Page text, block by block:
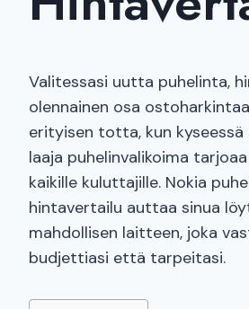
Valitessasi uutta puhelinta,
olennainen osa
erityisen totta, kun kyseessä
laaja puhelinvalikoima
kaikille kuluttajille. Nokia
hintavertailu auttaa sinua
mahdollisen laitteen, joka
budjettiasi että tarpeitasi.